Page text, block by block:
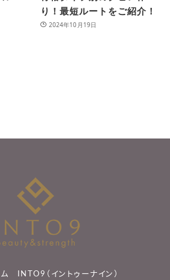
り！最短ルートをご紹介！
2024年10月19日
INTO9（イントゥーナイン）